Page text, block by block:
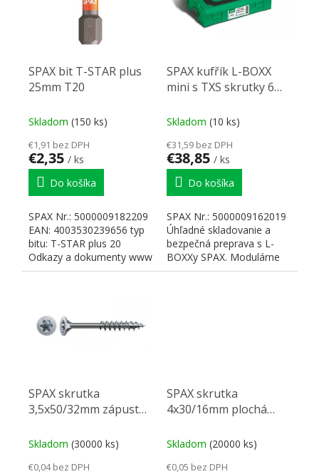
SPAX bit T-STAR plus
25mm T20
Skladom (150 ks)
€1,91 bez DPH
€2,35 / ks
Do košíka
SPAX Nr.: 5000009182209
EAN: 4003530239656 typ
bitu: T-STAR plus 20
Odkazy a dokumenty www
SPAX
SPAX kufřík L-BOXX
mini s TXS skrutky 6
Skladom (10 ks)
€31,59 bez DPH
€38,85 / ks
Do košíka
SPAX Nr.: 5000009162019
Úhľadné skladovanie a
bezpečná preprava s L-
BOXXy SPAX. Modulárne
usporiadanie. 100%...
SPAX skrutka
3,5x50/32mm zápustná
částečný závit
Skladom (30000 ks)
€0,04 bez DPH
SPAX skrutka
4x30/16mm plochá
závit nikl
Skladom (20000 ks)
€0,05 bez DPH